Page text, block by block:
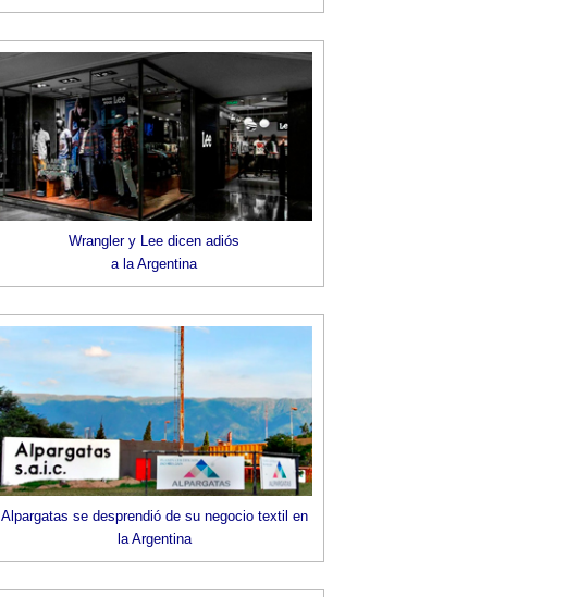
Wrangler y Lee dicen adiós
a la Argentina
Alpargatas se desprendió de su negocio textil en
la Argentina